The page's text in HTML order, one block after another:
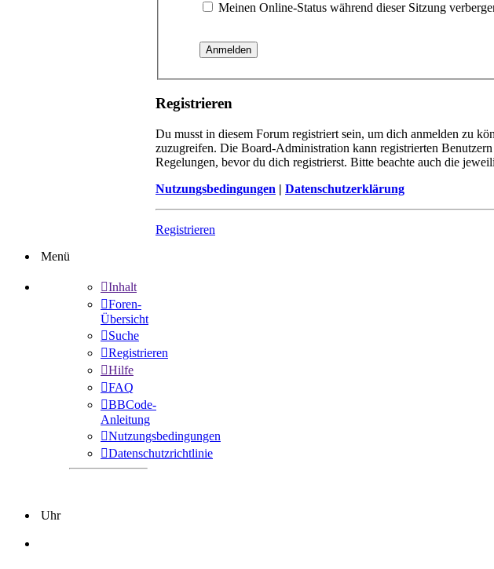
Meinen Online-Status während dieser Sitzung
Registrieren
Du musst in diesem Forum registriert sein, um dich anmelden zu
zuzugreifen. Die Board-Administration kann registrierten
Regelungen, bevor du dich registrierst. Bitte beachte auch die
Nutzungsbedingungen | Datenschutzerklärung
Registrieren
Menü
Inhalt
Foren-
Übersicht
Suche
Registrieren
Hilfe
FAQ
BBCode-
Anleitung
Nutzungsbedingungen
Datenschutzrichtlinie
Uhr